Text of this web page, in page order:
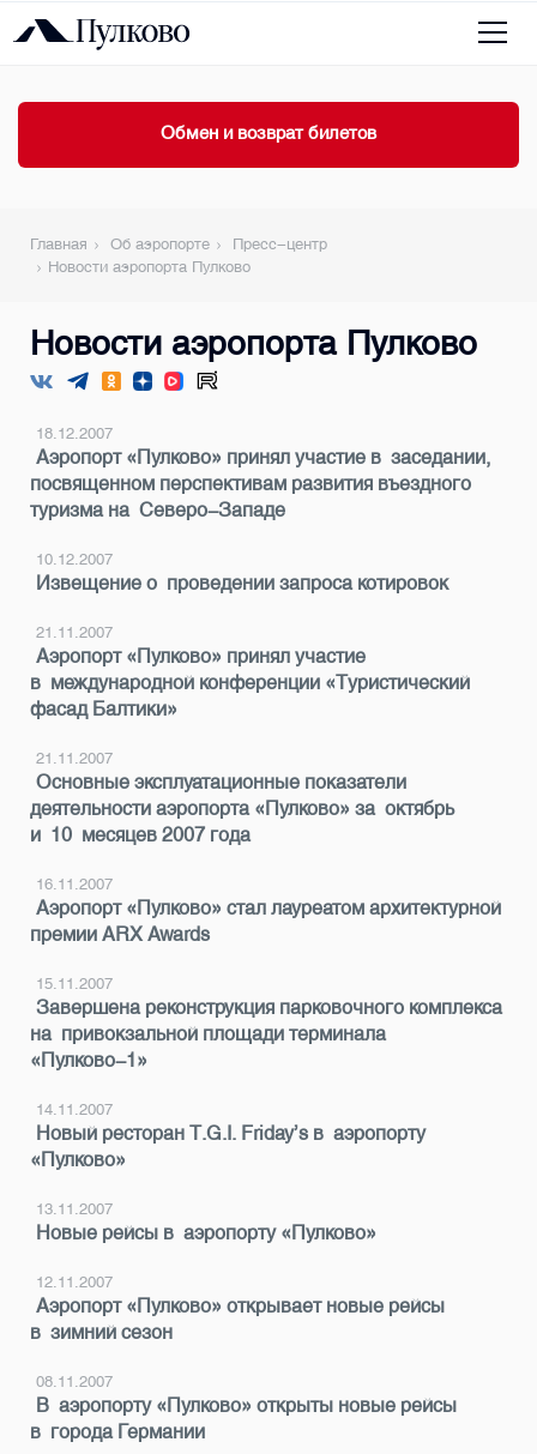
Обмен и возврат билетов
Главная Об аэропорте
Пресс-центр
Новости аэропорта Пулково
Новости аэропорта Пулково
18.12.2007
Аэропорт «Пулково» принял участие в заседании,
посвященном перспективам развития въездного
туризма на Северо-Западе
10.12.2007
Извещение о проведении запроса котировок
21.11.2007
Аэропорт «Пулково» принял участие
в международной конференции «Туристический
фасад Балтики»
21.11.2007
Основные эксплуатационные показатели
деятельности аэропорта «Пулково» за октябрь
и 10 месяцев 2007 года
16.11.2007
Аэропорт «Пулково» стал лауреатом архитектурной
премии ARX Awards
15.11.2007
Завершена реконструкция парковочного комплекса
на привокзальной площади терминала
«Пулково-1»
14.11.2007
Новый ресторан T.G.I. Friday’s в аэропорту
«Пулково»
13.11.2007
Новые рейсы в аэропорту «Пулково»
12.11.2007
Аэропорт «Пулково» открывает новые рейсы
в зимний сезон
08.11.2007
В аэропорту «Пулково» открыты новые рейсы
в города Германии